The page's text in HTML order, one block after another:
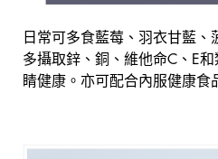
日常可多食藍莓、羽衣甘藍、
多攝取鋅、銅、維他命C、E
睛健康。亦可配合內服健康食